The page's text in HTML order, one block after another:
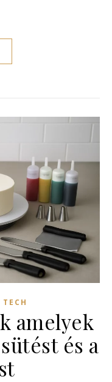
TECH
amelyek
és a